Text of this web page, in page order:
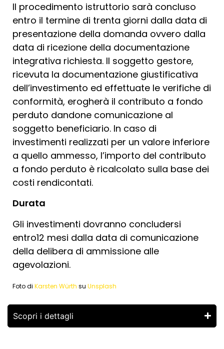
Il procedimento istruttorio sarà concluso
entro il termine di trenta giorni dalla data di
presentazione della domanda ovvero dalla
data di ricezione della documentazione
integrativa richiesta. Il soggetto gestore,
ricevuta la documentazione giustificativa
dell’investimento ed effettuate le verifiche di
conformità, erogherà il contributo a fondo
perduto dandone comunicazione al
soggetto beneficiario. In caso di
investimenti realizzati per un valore inferiore
a quello ammesso, l’importo del contributo
a fondo perduto è ricalcolato sulla base dei
costi rendicontati.
Durata
Gli investimenti dovranno concludersi
entro12 mesi dalla data di comunicazione
della delibera di ammissione alle
agevolazioni.
Foto di Karsten Würth su Unsplash
Scopri i dettagli